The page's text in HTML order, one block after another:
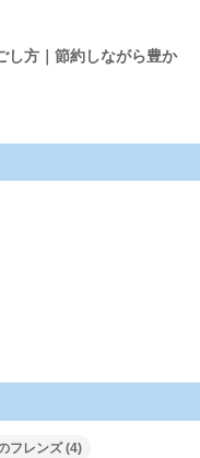
し方｜節約しながら豊か
フレンズ(4)